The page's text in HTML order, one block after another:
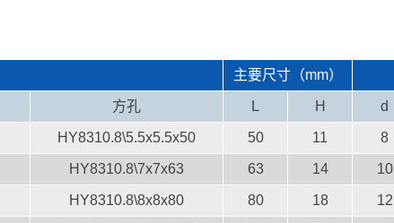
主要尺寸（mm）
方孔 L H d
HY8310.8\5.5x5.5x50 50 11 8
HY8310.8\7x7x63 63 14 10
HY8310.8\8x8x80 80 18 12